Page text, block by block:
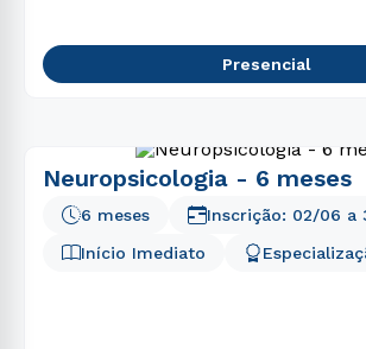
Presencial
Neuropsicologia - 6 meses
Início Imediato
6 meses
Inscrição: 02/06 a
8º